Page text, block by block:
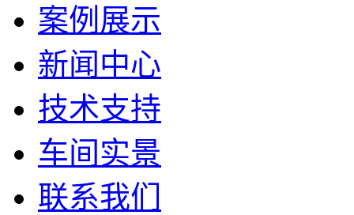
案例展示
新闻中心
技术支持
车间实景
联系我们